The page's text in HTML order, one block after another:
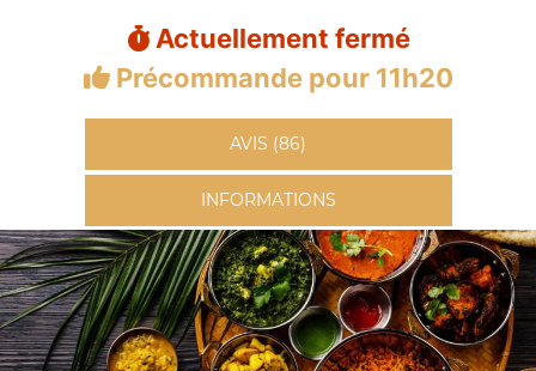
Actuellement fermé
Précommande pour 11h20
AVIS (86)
INFORMATIONS